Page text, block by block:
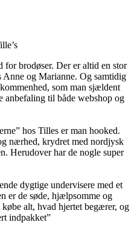
for brodøser. Der er altid en stor
og Marianne. Og samtidig
som man sjældent
anbefaling til både webshop og
hos Tilles er man hooked.
nærhed, krydret med nordjysk
Herudover har de nogle super
dygtige undervisere med et
er de søde, hjælpsomme og
alt, hvad hjertet begærer, og
indpakket”